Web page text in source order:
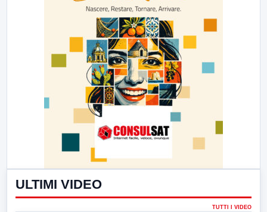
ULTIMI VIDEO
TUTTI I VIDEO